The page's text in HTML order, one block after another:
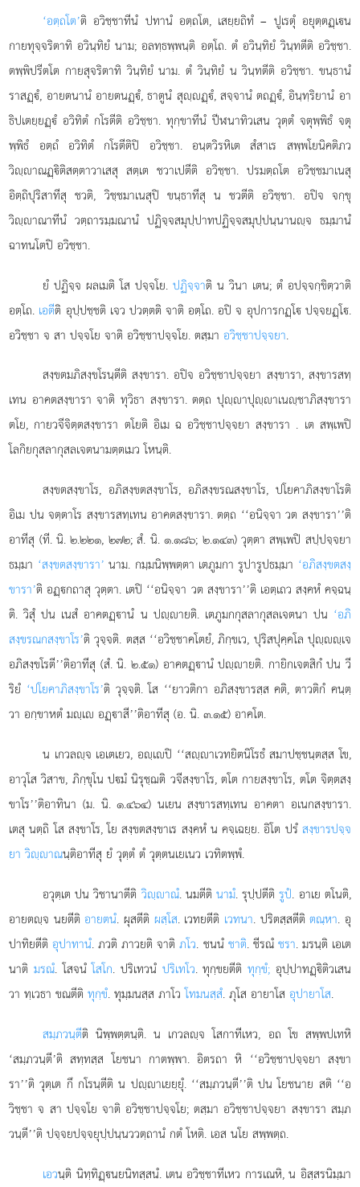
‘อตฺถโต’ติ อวิชฺชาทีนํ ปทานํ อตฺถโต, เสยฺยถิทํ – ปูเรตุํ อยุตฺตฏฺเน
กายทุจฺจริตาทิ อวินฺทิยํ นาม; อลทฺธพฺพนฺติ อตฺโถ. ตํ อวินฺทิยํ วินฺทตีติ อวิชฺชา.
ตพฺพิปรีตโต กายสุจริตาทิ วินฺทิยํ นาม. ตํ วินฺทิยํ น วินฺทตีติ อวิชฺชา. ขนฺธานํ
ราสฏฺํ, อายตนานํ อายตนฏฺํ, ธาตูนํ สุฺฏฺํ, สจฺจานํ ตถฏฺํ, อินฺทฺริยานํ อา
ธิปเตยฺยฏฺํ อวิทิตํ กโรตีติ อวิชฺชา. ทุกฺขาทีนํ ปีฬนาทิวเสน วุตฺตํ จตุพฺพิธํ จตุ
พฺพิธํ อตฺถํ อวิทิตํ กโรตีติปิ อวิชฺชา. อนฺตวิรหิเต สํสาเร สพฺพโยนิคติภว
วิฺาณฏฺิติสตฺตาวาเสสุ สตฺเต ชวาเปตีติ อวิชฺชา. ปรมตฺถโต อวิชฺชมาเนสุ
อิตฺถิปุริสาทีสุ ชวติ, วิชฺชมาเนสุปิ ขนฺธาทีสุ น ชวตีติ อวิชฺชา. อปิจ จกฺขุ
วิฺาณาทีนํ วตฺถารมฺมณานํ ปฏิจฺจสมุปฺปาทปฏิจฺจสมุปฺปนฺนานฺจ ธมฺมานํ
ฉาทนโตปิ อวิชฺชา.
ยํ ปฏิจฺจ ผลเมติ โส ปจฺจโย. ปฏิจฺจาติ น วินา เตน; ตํ อปจฺจกฺขิตฺวาติ
อตฺโถ. เอตีติ อุปฺปชฺชติ เจว ปวตฺตติ จาติ อตฺโถ. อปิ จ อุปการกฏฺโ ปจฺจยฏฺโ.
อวิชฺชา จ สา ปจฺจโย จาติ อวิชฺชาปจฺจโย. ตสฺมาอวิชฺชาปจฺจยา.
สงฺขตมภิสงฺขโรนฺตีติสงฺขารา. อปิจ อวิชฺชาปจฺจยา สงฺขารา, สงฺขารสทฺ
เทน อาคตสงฺขารา จาติ ทุวิธา สงฺขารา. ตตฺถ ปุฺาปุฺาเนฺชาภิสงฺขารา
ตโย, กายวจีจิตฺตสงฺขารา ตโยติ อิเม ฉ อวิชฺชาปจฺจยา สงฺขารา . เต สพฺเพปิ
โลกิยกุสลากุสลเจตนามตฺตเมว โหนฺติ.
สงฺขตสงฺขาโร, อภิสงฺขตสงฺขาโร, อภิสงฺขรณสงฺขาโร, ปโยคาภิสงฺขาโรติ
อิเม ปน จตฺตาโร สงฺขารสทฺเทน อาคตสงฺขารา. ตตฺถ ‘‘อนิจฺจา วต สงฺขารา’’ติ
อาทีสุ (ที. นิ. ๒.๒๒๑, ๒๗๒; สํ. นิ. ๑.๑๘๖; ๒.๑๔๓) วุตฺตา สพฺเพปิ สปฺปจฺจยา
ธมฺมา ‘สงฺขตสงฺขารา’ นาม. กมฺมนิพฺพตฺตา เตภูมกา รูปารูปธมฺมา ‘อภิสงฺขตสงฺ
ขารา’ติ อฏฺกถาสุ วุตฺตา. เตปิ ‘‘อนิจฺจา วต สงฺขารา’’ติ เอตฺเถว สงฺคหํ คจฺฉนฺ
ติ. วิสุํ ปน เนสํ อาคตฏฺานํ น ปฺายติ. เตภูมกกุสลากุสลเจตนา ปน ‘อภิ
สงฺขรณกสงฺขาโร’ติ วุจฺจติ. ตสฺส ‘‘อวิชฺชาคโตยํ, ภิกฺขเว, ปุริสปุคฺคโล ปุฺฺเจ
อภิสงฺขโรตี’’ติอาทีสุ (สํ. นิ. ๒.๕๑) อาคตฏฺานํ ปฺายติ. กายิกเจตสิกํ ปน วี
ริยํ ‘ปโยคาภิสงฺขาโร’ติ วุจฺจติ. โส ‘‘ยาวติกา อภิสงฺขารสฺส คติ, ตาวติกํ คนฺตฺ
วา อกฺขาหตํ มฺเ อฏฺาสี’’ติอาทีสุ (อ. นิ. ๓.๑๕) อาคโต.
น เกวลฺจ เอเตเยว, อฺเปิ ‘‘สฺาเวทยิตนิโรธํ สมาปชฺชนฺตสฺส โข,
อาวุโส วิสาข, ภิกฺขุโน ปมํ นิรุชฺฌติ วจีสงฺขาโร, ตโต กายสงฺขาโร, ตโต จิตฺตสงฺ
ขาโร’’ติอาทินา (ม. นิ. ๑.๔๖๔) นเยน สงฺขารสทฺเทน อาคตา อเนกสงฺขารา.
เตสุ นตฺถิ โส สงฺขาโร, โย สงฺขตสงฺขาเร สงฺคหํ น คจฺเฉยฺย. อิโต ปรํ สงฺขารปจฺจ
ยา วิฺาณนฺติอาทีสุ ยํ วุตฺตํ ตํ วุตฺตนเยเนว เวทิตพฺพํ.
อวุตฺเต ปน วิชานาตีติวิฺาณํ. นมตีตินามํ. รุปฺปตีติรูปํ. อาเย ตโนติ,
อายตฺจ นยตีติอายตนํ. ผุสตีติ ผสฺโส. เวทยตีติ เวทนา. ปริตสฺสตีติตณฺหา. อุ
ปาทิยตีติอุปาทานํ. ภวติ ภาวยติ จาติภโว. ชนนํ ชาติ. ชีรณํ ชรา. มรนฺติ เอเต
นาติ มรณํ. โสจนํโสโก. ปริเทวนํ ปริเทโว. ทุกฺขยตีติทุกฺขํ; อุปฺปาทฏฺิติวเสน
วา ทฺเวธา ขณตีติทุกฺขํ. ทุมฺมนสฺส ภาโวโทมนสฺสํ. ภุโส อายาโสอุปายาโส.
สมฺภวนฺตีตินิพฺพตฺตนฺติ. น เกวลฺจ โสกาทีเหว, อถ โข สพฺพปเทหิ
‘สมฺภวนฺตี’ติ สทฺทสฺส โยชนา กาตพฺพา. อิตรถา หิ ‘‘อวิชฺชาปจฺจยา สงฺขา
รา’’ติ วุตฺเต กึ กโรนฺตีติ น ปฺาเยยฺยุํ. ‘‘สมฺภวนฺตี’’ติ ปน โยชนาย สติ ‘‘อ
วิชฺชา จ สา ปจฺจโย จาติ อวิชฺชาปจฺจโย; ตสฺมา อวิชฺชาปจฺจยา สงฺขารา สมฺภ
วนฺตี’’ติ ปจฺจยปจฺจยุปฺปนฺนววตฺถานํ กตํ โหติ. เอส นโย สพฺพตฺถ.
เอวนฺติ นิทฺทิฏฺนยนิทสฺสนํ. เตน อวิชฺชาทีเหว การเณหิ, น อิสฺสรนิมฺมา